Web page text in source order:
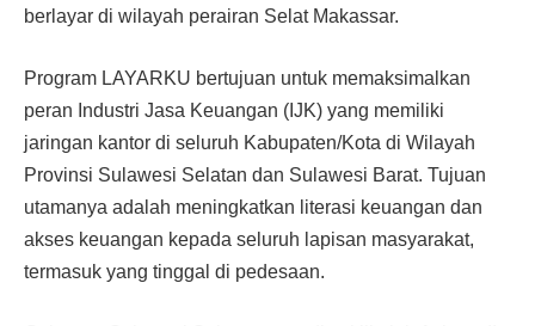
berlayar di wilayah perairan Selat Makassar.
Program LAYARKU bertujuan untuk memaksimalkan
peran Industri Jasa Keuangan (IJK) yang memiliki
jaringan kantor di seluruh Kabupaten/Kota di Wilayah
Provinsi Sulawesi Selatan dan Sulawesi Barat. Tujuan
utamanya adalah meningkatkan literasi keuangan dan
akses keuangan kepada seluruh lapisan masyarakat,
termasuk yang tinggal di pedesaan.